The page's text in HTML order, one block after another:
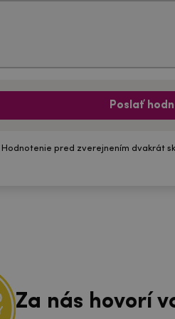
Poslať
pred zverejnením dvakrát
Za nás hovorí